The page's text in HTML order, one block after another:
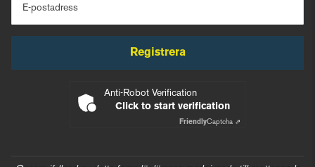
E-postadress
Registrera
Anti-Robot Verification
Click to start verification
FriendlyCaptcha ⇗